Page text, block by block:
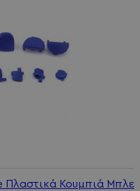
Πλαστικά Κουμπιά Μπλε